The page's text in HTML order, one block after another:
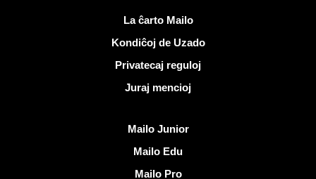
La ĉarto Mailo
Kondiĉoj de Uzado
Privatecaj reguloj
Juraj mencioj
Mailo Junior
Mailo Edu
Mailo Pro